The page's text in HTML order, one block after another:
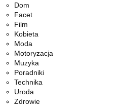
Dom
Facet
Film
Kobieta
Moda
Motoryzacja
Muzyka
Poradniki
Technika
Uroda
Zdrowie